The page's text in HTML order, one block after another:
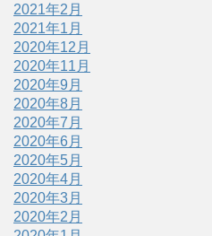
2021年2月
2021年1月
2020年12月
2020年11月
2020年9月
2020年8月
2020年7月
2020年6月
2020年5月
2020年4月
2020年3月
2020年2月